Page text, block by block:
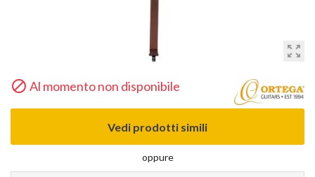
zoom_out_map
 Al momento non disponibile
Vedi prodotti simili
oppure